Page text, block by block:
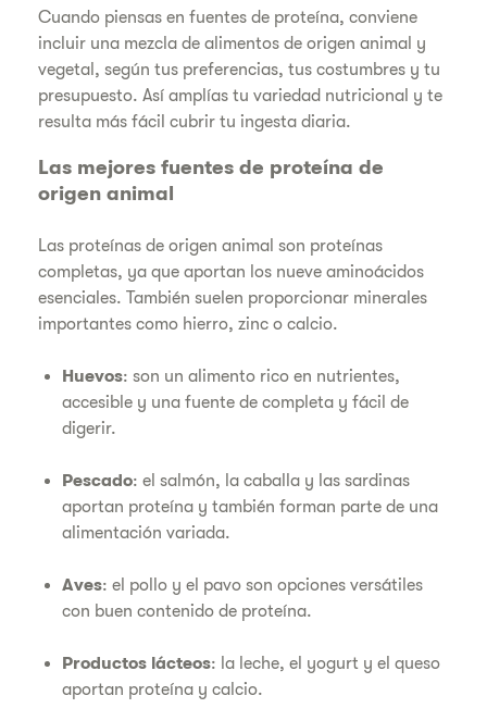
Cuando piensas en fuentes de proteína, conviene
incluir una mezcla de alimentos de origen animal y
vegetal, según tus preferencias, tus costumbres y tu
presupuesto. Así amplías tu variedad nutricional y te
resulta más fácil cubrir tu ingesta diaria.
Las mejores fuentes de proteína de
origen animal
Las proteínas de origen animal son proteínas
completas, ya que aportan los nueve aminoácidos
esenciales. También suelen proporcionar minerales
importantes como hierro, zinc o calcio.
Huevos: son un alimento rico en nutrientes,
accesible y una fuente de completa y fácil de
digerir.
Pescado: el salmón, la caballa y las sardinas
aportan proteína y también forman parte de una
alimentación variada.
Aves: el pollo y el pavo son opciones versátiles
con buen contenido de proteína.
Productos lácteos: la leche, el yogurt y el queso
aportan proteína y calcio.